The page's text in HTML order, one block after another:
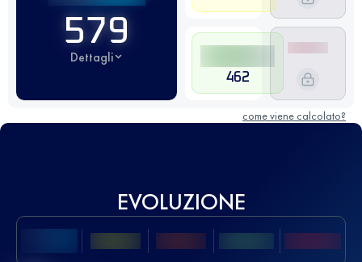
579
Dettagli
462
come viene calcolato?
EVOLUZIONE